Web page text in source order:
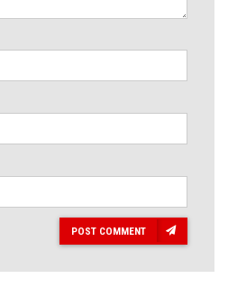
POST COMMENT